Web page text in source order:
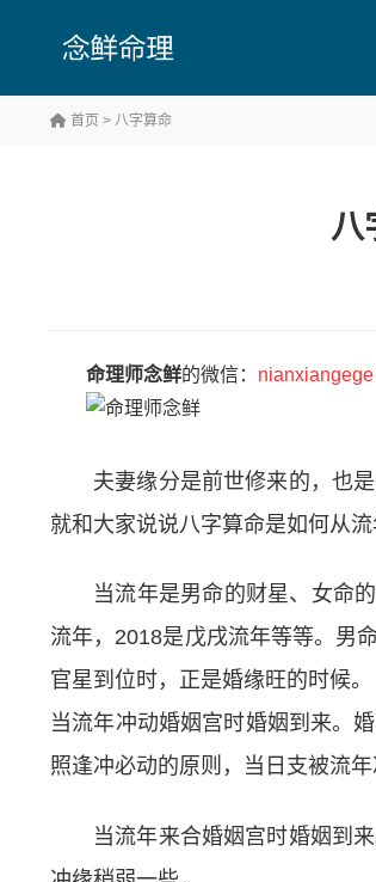
首页 > 八字算命
八
命理师念鲜的微信： nianxiangege
夫妻缘分是前世修来的，也
就和大家说说八字算命是如何从流
当流年是男命的财星、女命
流年，2018是戊戌流年等等。男
官星到位时，正是婚缘旺的时候。
当流年冲动婚姻宫时婚姻到来。
照逢冲必动的原则，当日支被流
当流年来合婚姻宫时婚姻到